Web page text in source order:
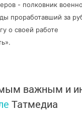
- полковник
проработавший за
о своей работе
важным и
Татмедиа